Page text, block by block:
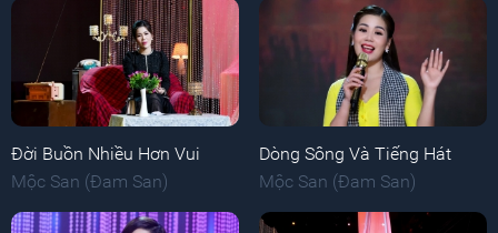
Đời Buồn Nhiều Hơn Vui
Mộc San (Đam San)
Dòng Sông Và Tiếng Hát
Mộc San (Đam San)